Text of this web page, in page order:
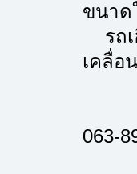
ขนาด
รถเ
เคลื่อ
063-